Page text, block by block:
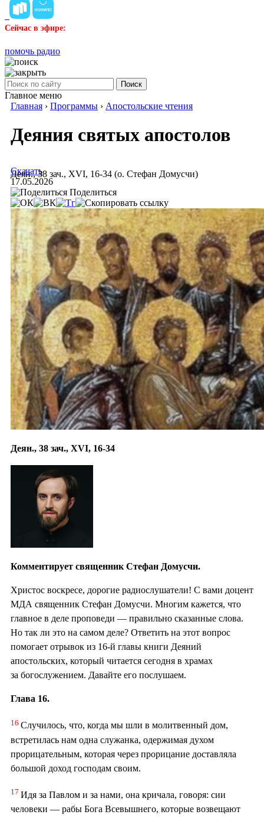
Сейчас в эфире:
помочь радио
Поиск
Главное меню
Главная › Программы › Апостольские чтения
Деяния святых апостолов
Деян., 38 зач., XVI, 16-34 (о. Стефан Домусчи)
Скачать
17.05.2026
Поделиться
Деян., 38 зач., XVI, 16-34
Комментирует священник Стефан Домусчи.
Христос воскресе, дорогие радиослушатели! С вами доцент
МДА священник Стефан Домусчи. Многим кажется, что
главное в деле проповеди — правильно сказанные слова.
Но так ли это на самом деле? Ответить на этот вопрос
помогает отрывок из 16-й главы книги Деяний
апостольских, который читается сегодня в храмах
за богослужением. Давайте его послушаем.
Глава 16.
16 Случилось, что, когда мы шли в молитвенный дом,
встретилась нам одна служанка, одержимая духом
прорицательным, которая через прорицание доставляла
большой доход господам своим.
17 Идя за Павлом и за нами, она кричала, говоря: сии
человеки — рабы Бога Всевышнего, которые возвещают